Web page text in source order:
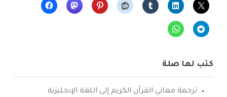
كتب لها صلة
ترجمة معاني القرآن الكريم إلى اللغة الإنجليزية